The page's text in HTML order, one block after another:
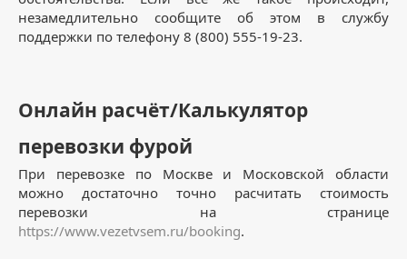
незамедлительно сообщите об этом в службу
поддержки по телефону 8 (800) 555-19-23.
Онлайн расчёт/Калькулятор
перевозки фурой
При перевозке по Москве и Московской области
можно достаточно точно расчитать стоимость
перевозки на странице
https://www.vezetvsem.ru/booking.